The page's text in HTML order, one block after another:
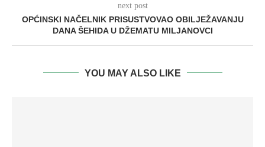
next post
OPĆINSKI NAČELNIK PRISUSTVOVAO OBILJEŽAVANJU
DANA ŠEHIDA U DŽEMATU MILJANOVCI
YOU MAY ALSO LIKE